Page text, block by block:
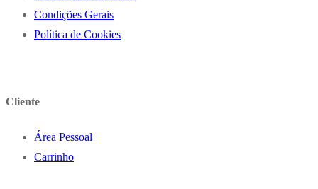
Condições Gerais
Política de Cookies
Cliente
Área Pessoal
Carrinho